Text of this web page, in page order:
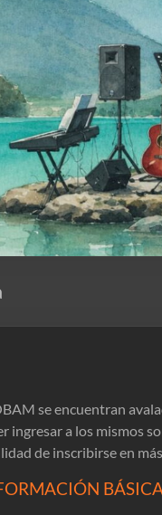
se encuentran
ingresar a los mismos
de inscribirse en más